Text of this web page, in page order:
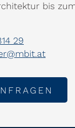
bis
29